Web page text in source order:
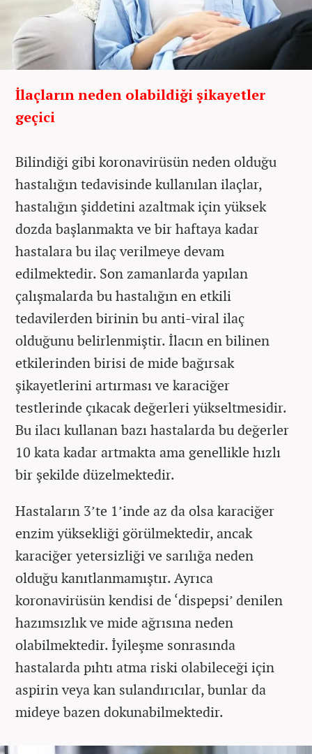
İlaçların neden olabildiği şikayetler
geçici
Bilindiği gibi koronavirüsün neden olduğu
hastalığın tedavisinde kullanılan ilaçlar,
hastalığın şiddetini azaltmak için yüksek
dozda başlanmakta ve bir haftaya kadar
hastalara bu ilaç verilmeye devam
edilmektedir. Son zamanlarda yapılan
çalışmalarda bu hastalığın en etkili
tedavilerden birinin bu anti-viral ilaç
olduğunu belirlenmiştir. İlacın en bilinen
etkilerinden birisi de mide bağırsak
şikayetlerini artırması ve karaciğer
testlerinde çıkacak değerleri yükseltmesidir.
Bu ilacı kullanan bazı hastalarda bu değerler
10 kata kadar artmakta ama genellikle hızlı
bir şekilde düzelmektedir.
Hastaların 3’te 1’inde az da olsa karaciğer
enzim yüksekliği görülmektedir, ancak
karaciğer yetersizliği ve sarılığa neden
olduğu kanıtlanmamıştır. Ayrıca
koronavirüsün kendisi de ‘dispepsi’ denilen
hazımsızlık ve mide ağrısına neden
olabilmektedir. İyileşme sonrasında
hastalarda pıhtı atma riski olabileceği için
aspirin veya kan sulandırıcılar, bunlar da
mideye bazen dokunabilmektedir.